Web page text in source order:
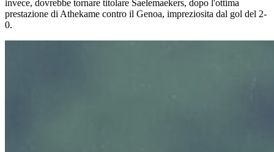
invece, dovrebbe tornare titolare Saelemaekers, dopo l'ottima
prestazione di Athekame contro il Genoa, impreziosita dal gol del 2-
0.